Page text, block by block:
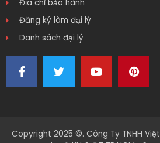
Địa chỉ bảo hành
Đăng ký làm đại lý
Danh sách đại lý
Copyright 2025 ©. Công Ty TNHH Việt